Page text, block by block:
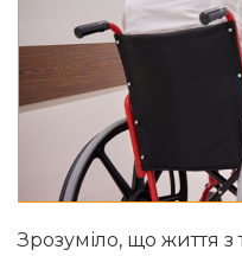
Зрозуміло, що життя